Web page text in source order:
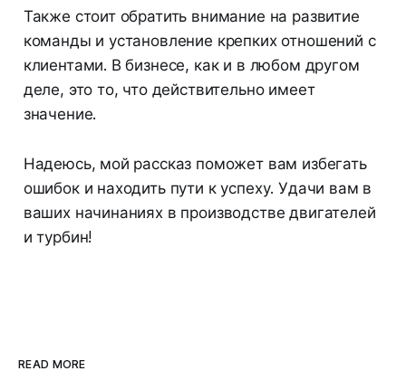
Также стоит обратить внимание на развитие
команды и установление крепких отношений с
клиентами. В бизнесе, как и в любом другом
деле, это то, что действительно имеет
значение.
Надеюсь, мой рассказ поможет вам избегать
ошибок и находить пути к успеху. Удачи вам в
ваших начинаниях в производстве двигателей
и турбин!
READ MORE